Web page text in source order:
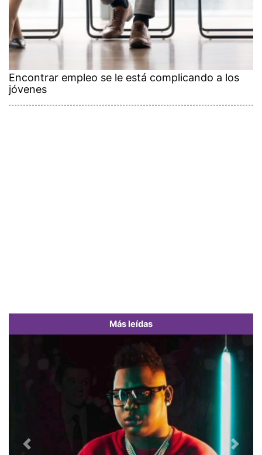
Encontrar empleo se le está complicando a los
jóvenes
Más leídas
Previous Next